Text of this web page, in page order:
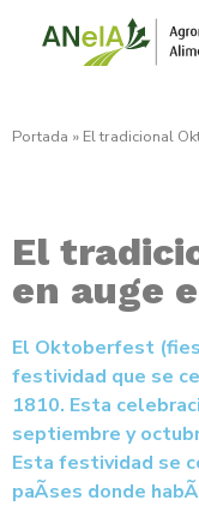
Portada » El tradicional
El
en auge
El Oktoberfest
festividad que se
1810. Esta
septiembre y
Esta festividad se
paÃ­ses donde